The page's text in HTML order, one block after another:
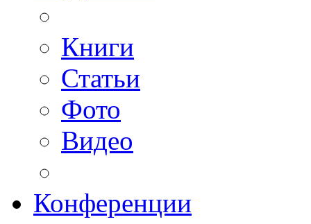
Книги
Статьи
Фото
Видео
Конференции